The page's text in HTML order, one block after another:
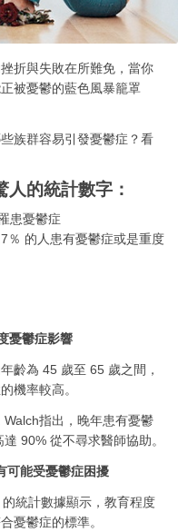
折與失敗在所難免，當你
被憂鬱的藍色風暴籠罩
族群容易引發憂鬱症？看
的統計數字：
患憂鬱症
％ 的人患有憂鬱症或是重度
憂鬱症影響
齡為 45 歲至 65 歲之間，
機率較高。
指出，晚年患有憂鬱
90% 從不尋求醫師協助。
可能受憂鬱症困擾
統計數據顯示，教育程度
憂鬱症的標準。